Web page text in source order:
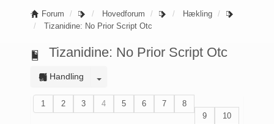
Forum Hovedforum
Hækling
Tizanidine: No Prior Script Otc
Tizanidine: No Prior Script Otc
Handling
1 2 3 4 5 6 7
8
9
10